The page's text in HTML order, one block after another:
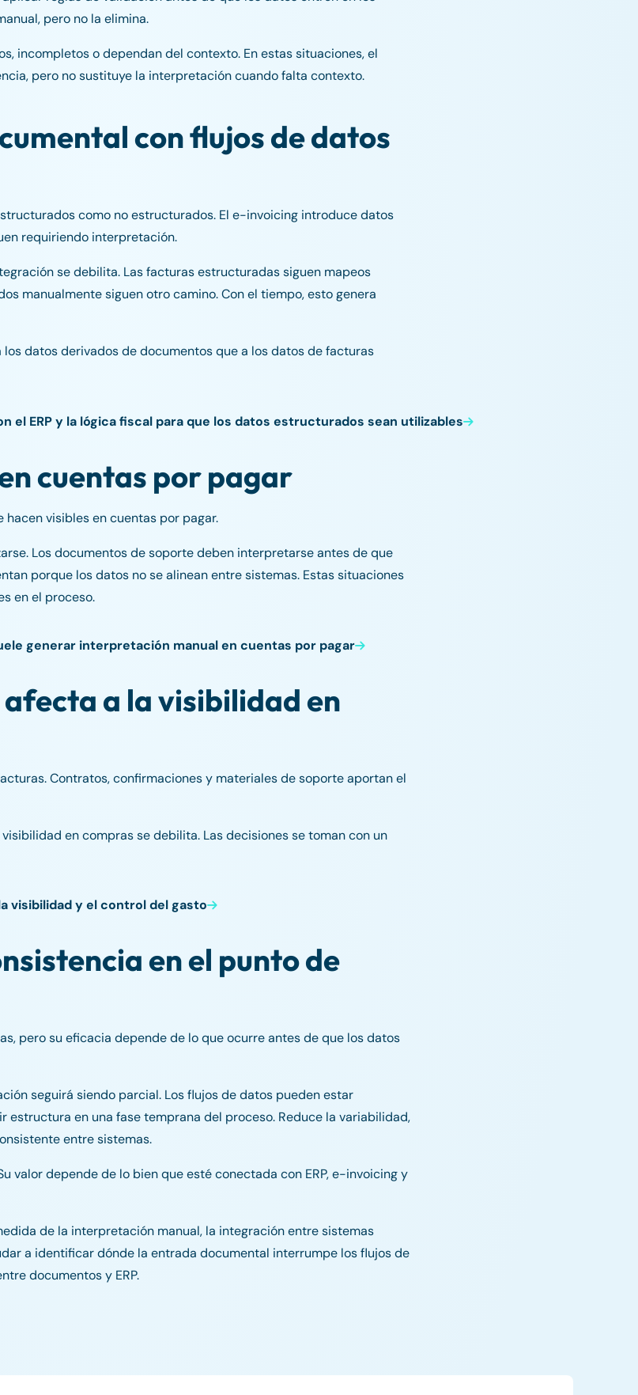
pero no la elimina.
incompletos o dependan del contexto. En estas situaciones, el
pero no sustituye la interpretación cuando falta contexto.
con flujos de datos
como no estructurados. El e-invoicing introduce datos
requiriendo interpretación.
se debilita. Las facturas estructuradas siguen mapeos
manualmente siguen otro camino. Con el tiempo, esto genera
datos derivados de documentos que a los datos de facturas
el ERP y la lógica fiscal para que los datos estructurados sean utilizables
cuentas por pagar
visibles en cuentas por pagar.
Los documentos de soporte deben interpretarse antes de que
porque los datos no se alinean entre sistemas. Estas situaciones
en el proceso.
generar interpretación manual en cuentas por pagar
a la visibilidad en
Contratos, confirmaciones y materiales de soporte aportan el
en compras se debilita. Las decisiones se toman con un
visibilidad y el control del gasto
en el punto de
pero su eficacia depende de lo que ocurre antes de que los datos
seguirá siendo parcial. Los flujos de datos pueden estar
en una fase temprana del proceso. Reduce la variabilidad,
entre sistemas.
valor depende de lo bien que esté conectada con ERP, e-invoicing y
de la interpretación manual, la integración entre sistemas
a identificar dónde la entrada documental interrumpe los flujos de
documentos y ERP.